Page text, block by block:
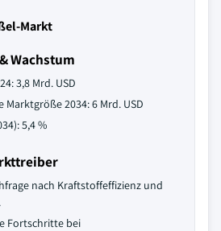
Markt
Wachstum
3,8 Mrd. USD
2034: 6 Mrd. USD
5,4 %
nach Kraftstoffeffizienz und
Fortschritte bei